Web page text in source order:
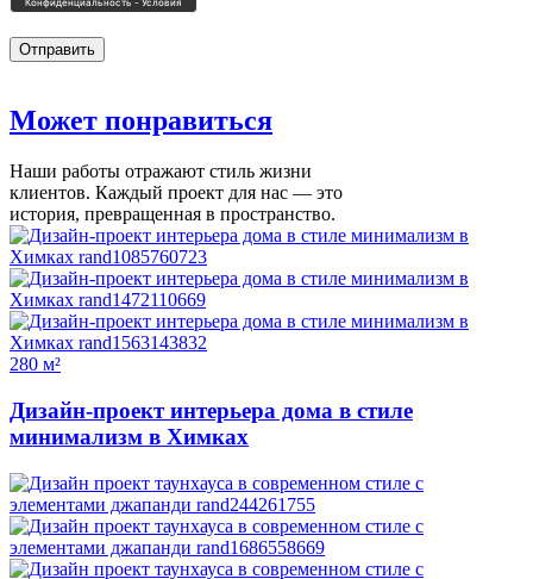
Может понравиться
Наши работы отражают стиль жизни
клиентов. Каждый проект для нас — это
история, превращенная в пространство.
280 м²
Дизайн-проект интерьера дома в стиле
минимализм в Химках